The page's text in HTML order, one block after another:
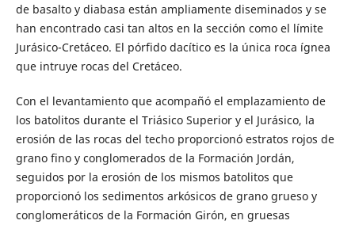
de basalto y diabasa están ampliamente diseminados y se
han encontrado casi tan altos en la sección como el límite
Jurásico-Cretáceo. El pórfido dacítico es la única roca ígnea
que intruye rocas del Cretáceo.
Con el levantamiento que acompañó el emplazamiento de
los batolitos durante el Triásico Superior y el Jurásico, la
erosión de las rocas del techo proporcionó estratos rojos de
grano fino y conglomerados de la Formación Jordán,
seguidos por la erosión de los mismos batolitos que
proporcionó los sedimentos arkósicos de grano grueso y
conglomeráticos de la Formación Girón, en gruesas